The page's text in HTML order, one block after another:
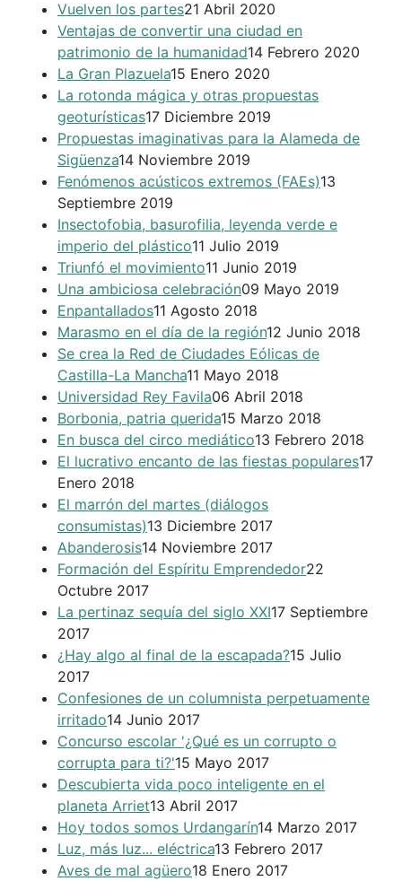
Vuelven los partes21 Abril 2020
Ventajas de convertir una ciudad en
patrimonio de la humanidad14 Febrero 2020
La Gran Plazuela15 Enero 2020
La rotonda mágica y otras propuestas
geoturísticas17 Diciembre 2019
Propuestas imaginativas para la Alameda de
Sigüenza14 Noviembre 2019
Fenómenos acústicos extremos (FAEs)13
Septiembre 2019
Insectofobia, basurofilia, leyenda verde e
imperio del plástico11 Julio 2019
Triunfó el movimiento11 Junio 2019
Una ambiciosa celebración09 Mayo 2019
Enpantallados11 Agosto 2018
Marasmo en el día de la región12 Junio 2018
Se crea la Red de Ciudades Eólicas de
Castilla-La Mancha11 Mayo 2018
Universidad Rey Favila06 Abril 2018
Borbonia, patria querida15 Marzo 2018
En busca del circo mediático13 Febrero 2018
El lucrativo encanto de las fiestas populares17
Enero 2018
El marrón del martes (diálogos
consumistas)13 Diciembre 2017
Abanderosis14 Noviembre 2017
Formación del Espíritu Emprendedor22
Octubre 2017
La pertinaz sequía del siglo XXI17 Septiembre
2017
¿Hay algo al final de la escapada?15 Julio
2017
Confesiones de un columnista perpetuamente
irritado14 Junio 2017
Concurso escolar '¿Qué es un corrupto o
corrupta para ti?'15 Mayo 2017
Descubierta vida poco inteligente en el
planeta Arriet13 Abril 2017
Hoy todos somos Urdangarín14 Marzo 2017
Luz, más luz... eléctrica13 Febrero 2017
Aves de mal agüero18 Enero 2017